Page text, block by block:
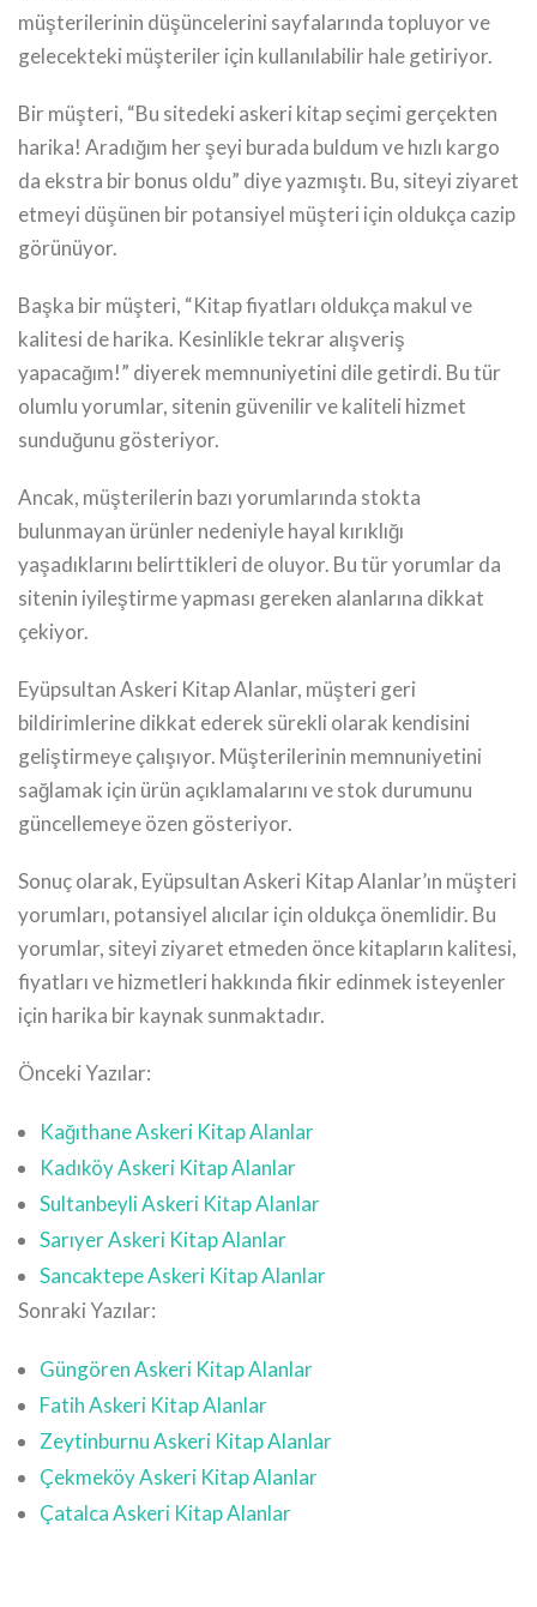
müşterilerinin düşüncelerini sayfalarında topluyor ve
gelecekteki müşteriler için kullanılabilir hale getiriyor.
Bir müşteri, “Bu sitedeki askeri kitap seçimi gerçekten
harika! Aradığım her şeyi burada buldum ve hızlı kargo
da ekstra bir bonus oldu” diye yazmıştı. Bu, siteyi ziyaret
etmeyi düşünen bir potansiyel müşteri için oldukça cazip
görünüyor.
Başka bir müşteri, “Kitap fiyatları oldukça makul ve
kalitesi de harika. Kesinlikle tekrar alışveriş
yapacağım!” diyerek memnuniyetini dile getirdi. Bu tür
olumlu yorumlar, sitenin güvenilir ve kaliteli hizmet
sunduğunu gösteriyor.
Ancak, müşterilerin bazı yorumlarında stokta
bulunmayan ürünler nedeniyle hayal kırıklığı
yaşadıklarını belirttikleri de oluyor. Bu tür yorumlar da
sitenin iyileştirme yapması gereken alanlarına dikkat
çekiyor.
Eyüpsultan Askeri Kitap Alanlar, müşteri geri
bildirimlerine dikkat ederek sürekli olarak kendisini
geliştirmeye çalışıyor. Müşterilerinin memnuniyetini
sağlamak için ürün açıklamalarını ve stok durumunu
güncellemeye özen gösteriyor.
Sonuç olarak, Eyüpsultan Askeri Kitap Alanlar’ın müşteri
yorumları, potansiyel alıcılar için oldukça önemlidir. Bu
yorumlar, siteyi ziyaret etmeden önce kitapların kalitesi,
fiyatları ve hizmetleri hakkında fikir edinmek isteyenler
için harika bir kaynak sunmaktadır.
Önceki Yazılar:
Kağıthane Askeri Kitap Alanlar
Kadıköy Askeri Kitap Alanlar
Sultanbeyli Askeri Kitap Alanlar
Sarıyer Askeri Kitap Alanlar
Sancaktepe Askeri Kitap Alanlar
Sonraki Yazılar:
Güngören Askeri Kitap Alanlar
Fatih Askeri Kitap Alanlar
Zeytinburnu Askeri Kitap Alanlar
Çekmeköy Askeri Kitap Alanlar
Çatalca Askeri Kitap Alanlar